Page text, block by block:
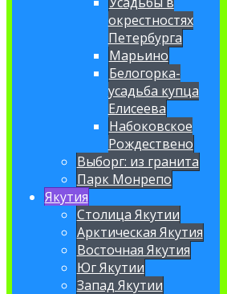
окрестностях
Петербурга
Марьино
Белогорка-
усадьба купца
Елисеева
Набоковское
Рождествено
Выборг: из гранита
Парк Монрепо
Якутия
Столица Якутии
Арктическая Якутия
Восточная Якутия
Юг Якутии
Запад Якутии